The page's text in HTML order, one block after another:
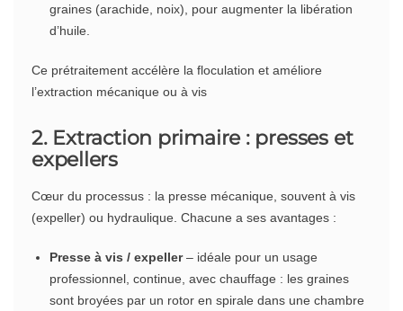
graines (arachide, noix), pour augmenter la libération
d’huile.
Ce prétraitement accélère la floculation et améliore
l’extraction mécanique ou à vis
2. Extraction primaire : presses et
expellers
Cœur du processus : la presse mécanique, souvent à vis
(expeller) ou hydraulique. Chacune a ses avantages :
Presse à vis / expeller– idéale pour un usage
professionnel, continue, avec chauffage : les graines
sont broyées par un rotor en spirale dans une chambre